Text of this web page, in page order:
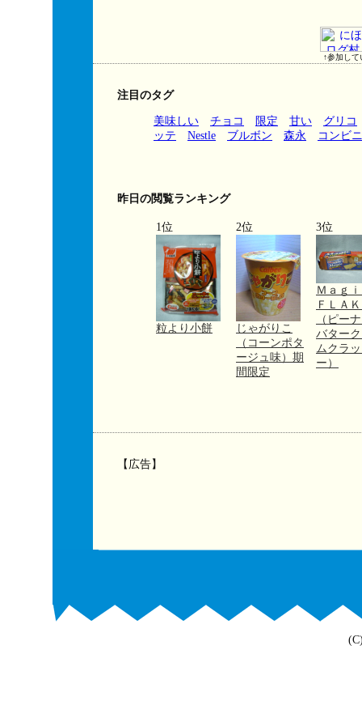
↑参加して
注目のタグ
美味しい チョコ 限定 甘い
グリコ
ッテ
Nestle ブルボン 森永 コンビニ
昨日の閲覧ランキング
1位
粒より小餅
2位
じゃがりこ
（コーンポタ
ージュ味）期
間限定
3位
Ｍａｇ
ＦＬＡ
（ピー
バター
ムクラ
ー）
【広告】